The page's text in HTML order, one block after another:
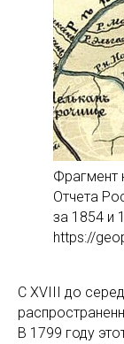
Фрагмент
Отчета
за 1854 и
https://
С XVIII до
В 1799 году